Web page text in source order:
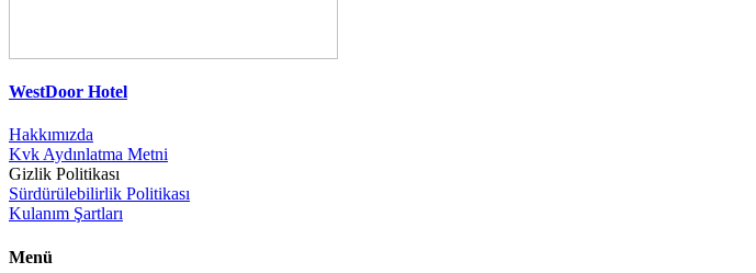
WestDoor Hotel
Hakkımızda
Kvk Aydınlatma Metni
Gizlik Politikası
Sürdürülebilirlik Politikası
Kulanım Şartları
Menü